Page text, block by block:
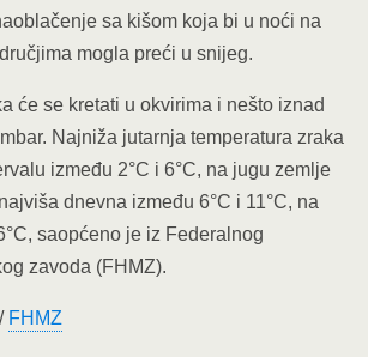
sa kišom koja bi u noći na
mogla preći u snijeg.
će se kretati u okvirima i nešto iznad
Najniža jutarnja temperatura zraka
između 2°C i 6°C, na jugu zemlje
dnevna između 6°C i 11°C, na
saopćeno je iz Federalnog
zavoda (FHMZ).
FHMZ